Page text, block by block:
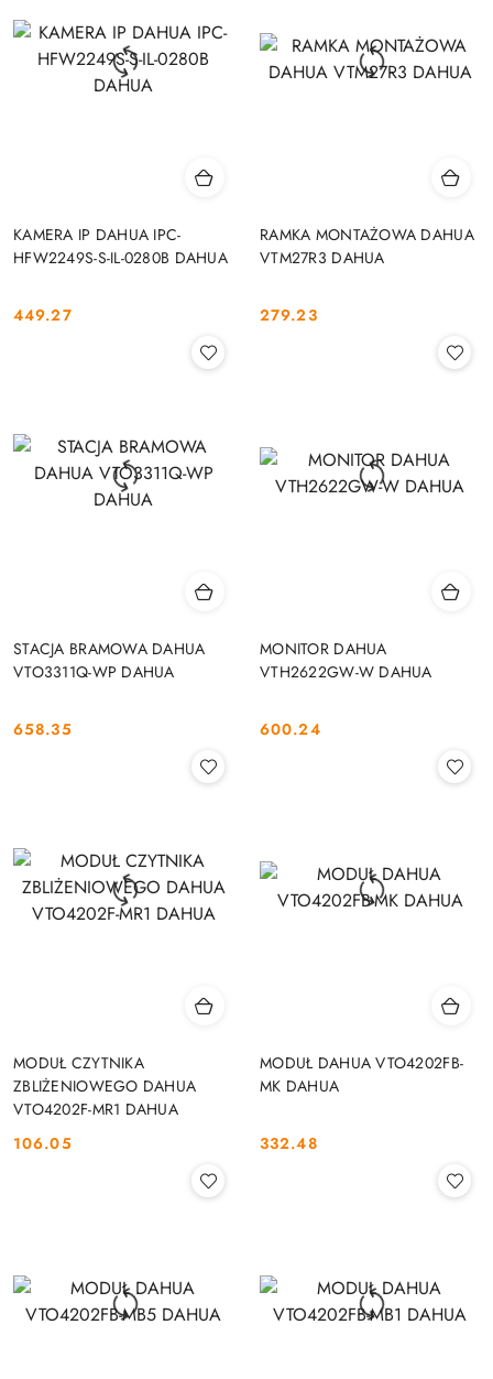
KAMERA IP DAHUA IPC-
HFW2249S-S-IL-0280B DAHUA
Cena:
449.27
RAMKA MONTAŻOWA DAHUA
VTM27R3 DAHUA
Cena:
279.23
STACJA BRAMOWA DAHUA
VTO3311Q-WP DAHUA
Cena:
658.35
MONITOR DAHUA
VTH2622GW-W DAHUA
Cena:
600.24
MODUŁ CZYTNIKA
ZBLIŻENIOWEGO DAHUA
VTO4202F-MR1 DAHUA
Cena:
106.05
MODUŁ DAHUA VTO4202FB-
MK DAHUA
Cena:
332.48